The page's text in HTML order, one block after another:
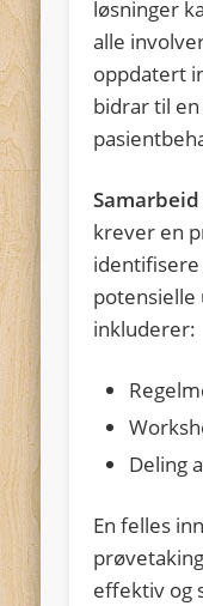
løsninger
alle
oppdatert
bidrar til
krever en
inkluderer:
Deling
En felles
effektiv og